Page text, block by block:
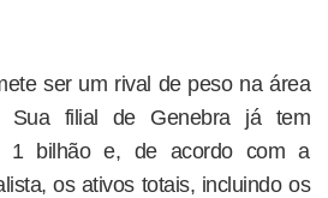
ser um rival de peso na área
Sua filial de Genebra já tem
1 bilhão e, de acordo com a
os ativos totais, incluindo os